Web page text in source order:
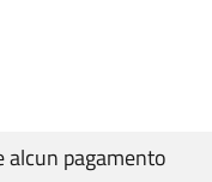
alcun pagamento